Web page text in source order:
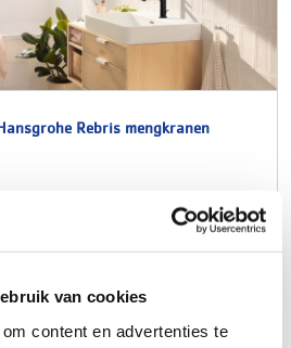
van cookies
content en advertenties te
Rebris mengkranen
mengkranen. Kies
met rondingen of strakke
levensstijl.